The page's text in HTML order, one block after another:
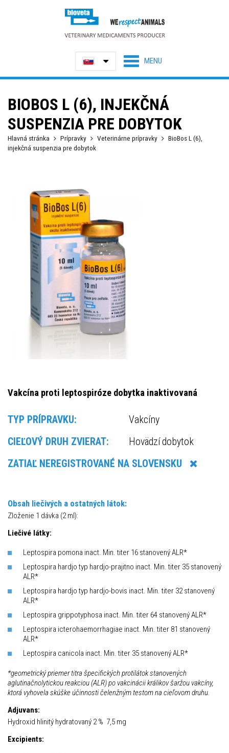
BIOBOS L (6), INJEKČNÁ
SUSPENZIA PRE DOBYTOK
Hlavná stránka Prípravky Veterinárne prípravky
BioBos L (6),
injekčná suspenzia pre dobytok
Vakcína proti leptospiróze dobytka inaktivovaná
TYP PRÍPRAVKU:
Vakcíny
CIEĽOVÝ DRUH ZVIERAT:
Hovädzí dobytok
ZATIAĽ NEREGISTROVANÉ NA SLOVENSKU
Obsah liečivých a ostatných látok:
Zloženie 1 dávka (2 ml):
Liečivé látky:
Leptospira pomona inact. Min. titer 16 stanovený ALR*
Leptospira hardjo typ hardjo-prajitno inact. Min. titer 35 stanovený
ALR*
Leptospira hardjo typ hardjo-bovis inact. Min. titer 32 stanovený
ALR*
Leptospira grippotyphosa inact. Min. titer 64 stanovený ALR*
Leptospira icterohaemorrhagiae inact. Min. titer 81 stanovený
ALR*
Leptospira canicola inact. Min. titer 35 stanovený ALR*
*geometrický priemer titra špecifických protilátok stanovených
aglutinačnolytickou reakciou (ALR) po vakcinácii králikov šaržou vakcíny,
ktorá vyhovela skúške účinnosti čelenžným testom na cieľovom druhu.
Adjuvans:
Hydroxid hlinitý hydratovaný 2 % 7,5 mg
Excipients: